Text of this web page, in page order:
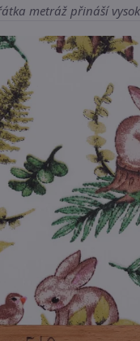
metráž přináší